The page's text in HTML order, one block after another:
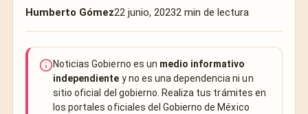
Humberto Gómez22 junio, 20232 min de lectura
Noticias Gobierno es un medio informativo
independiente y no es una dependencia ni un
sitio oficial del gobierno. Realiza tus trámites en
los portales oficiales del Gobierno de México